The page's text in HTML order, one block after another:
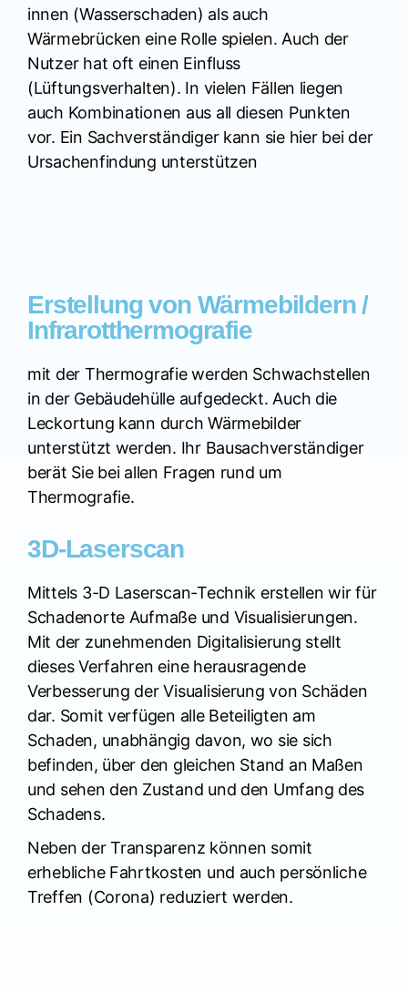
innen (Wasserschaden) als auch
Wärmebrücken eine Rolle spielen. Auch der
Nutzer hat oft einen Einfluss
(Lüftungsverhalten). In vielen Fällen liegen
auch Kombinationen aus all diesen Punkten
vor. Ein Sachverständiger kann sie hier bei der
Ursachenfindung unterstützen
Erstellung von Wärmebildern /
Infrarotthermografie
mit der Thermografie werden Schwachstellen
in der Gebäudehülle aufgedeckt. Auch die
Leckortung kann durch Wärmebilder
unterstützt werden. Ihr Bausachverständiger
berät Sie bei allen Fragen rund um
Thermografie.
3D-Laserscan
Mittels 3-D Laserscan-Technik erstellen wir für
Schadenorte Aufmaße und Visualisierungen.
Mit der zunehmenden Digitalisierung stellt
dieses Verfahren eine herausragende
Verbesserung der Visualisierung von Schäden
dar. Somit verfügen alle Beteiligten am
Schaden, unabhängig davon, wo sie sich
befinden, über den gleichen Stand an Maßen
und sehen den Zustand und den Umfang des
Schadens.
Neben der Transparenz können somit
erhebliche Fahrtkosten und auch persönliche
Treffen (Corona) reduziert werden.